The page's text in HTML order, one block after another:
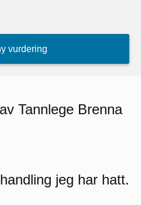
vurdering
Tannlege Brenna
jeg har hatt.